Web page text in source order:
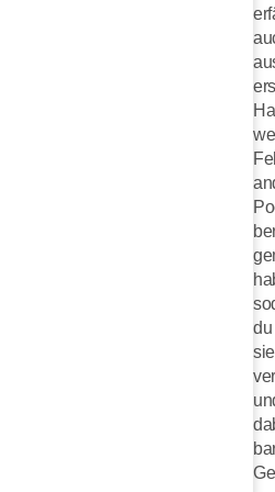
du
sie